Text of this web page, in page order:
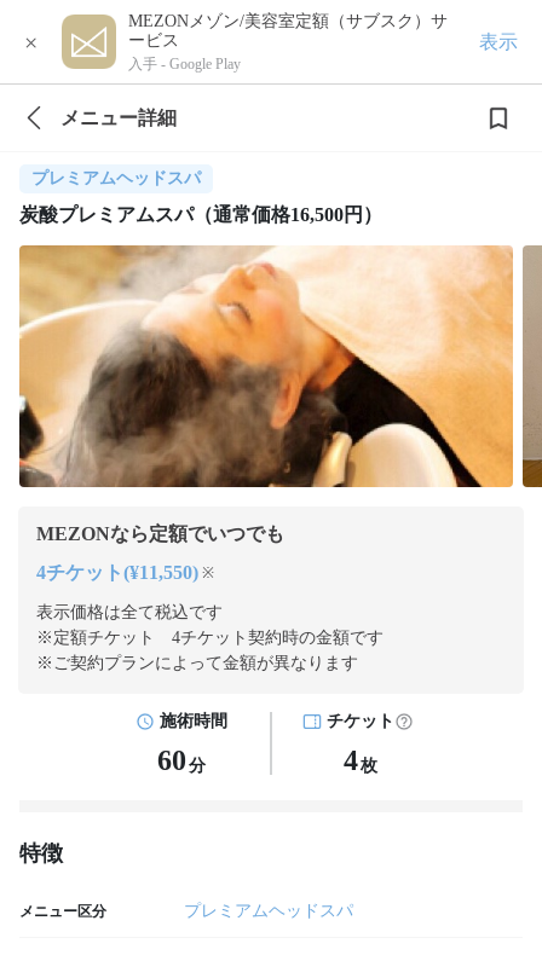
×
MEZONメゾン/美容室定額（サブスク）サ
ービス
入手 - Google Play
表示
メニュー詳細
プレミアムヘッドスパ
炭酸プレミアムスパ（通常価格16,500円）
MEZONなら定額でいつでも
4チケット(¥11,550) ※
表示価格は全て税込です
※定額チケット 4チケット契約時の金額です
※ご契約プランによって金額が異なります
施術時間
60 分
チケット
4枚
特徴
メニュー区分 プレミアムヘッドスパ